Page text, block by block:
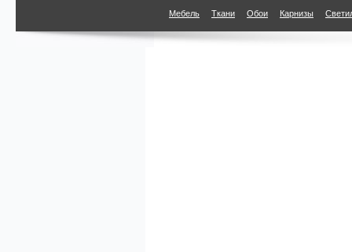
Мебель Ткани Обои Карнизы